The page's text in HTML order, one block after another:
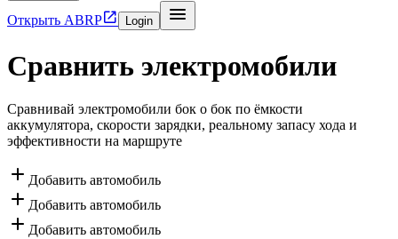
Открыть ABRP Login 
Сравнить электромобили
Сравнивай электромобили бок о бок по ёмкости
аккумулятора, скорости зарядки, реальному запасу хода и
эффективности на маршруте
 Добавить автомобиль
 Добавить автомобиль
 Добавить автомобиль